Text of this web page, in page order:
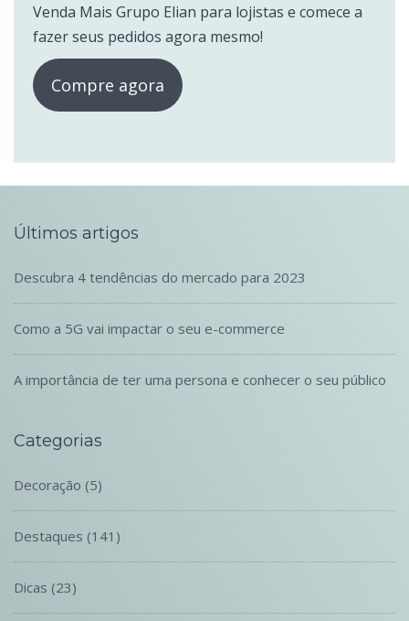
Venda Mais Grupo Elian para lojistas e comece a
fazer seus pedidos agora mesmo!
Compre agora
Últimos artigos
Descubra 4 tendências do mercado para 2023
Como a 5G vai impactar o seu e-commerce
A importância de ter uma persona e conhecer o seu público
Categorias
Decoração (5)
Destaques (141)
Dicas (23)